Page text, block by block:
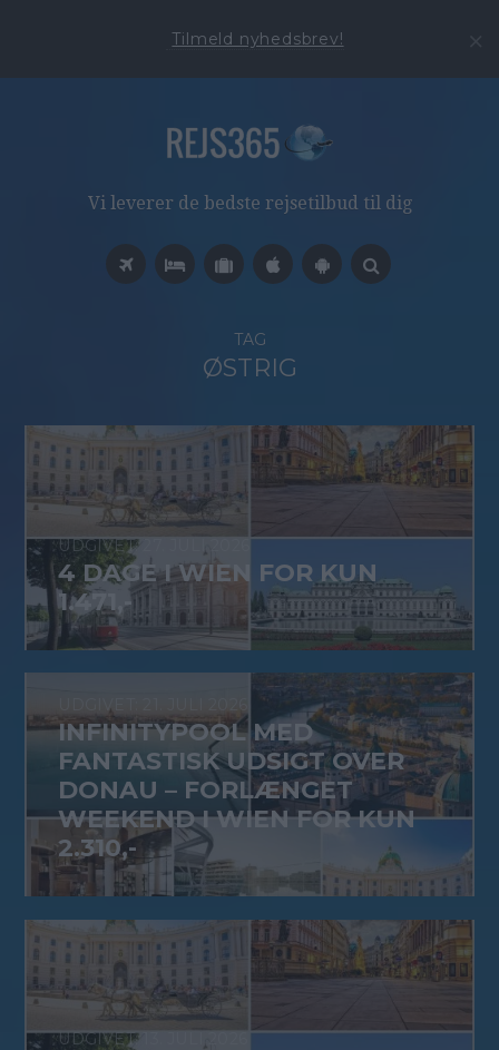
Tilmeld nyhedsbrev!
Vi leverer de bedste rejsetilbud til dig
TAG
ØSTRIG
4 DAGE I WIEN FOR KUN
1.471,-
INFINITYPOOL MED
FANTASTISK UDSIGT OVER
DONAU – FORLÆNGET
WEEKEND I WIEN FOR KUN
2.310,-